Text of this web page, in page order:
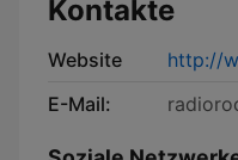
Kontakte
Website
http://
E-Mail: